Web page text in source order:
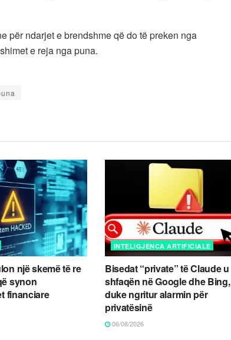
për ndarjet e brendshme që do të preken nga
e reja nga puna.
një skemë të re
synon
financiare
INTELIGJENCA ARTIFICIALE
Bisedat “private” të Claude u
shfaqën në Google dhe Bing,
duke ngritur alarmin për
privatësinë
06/08/2026